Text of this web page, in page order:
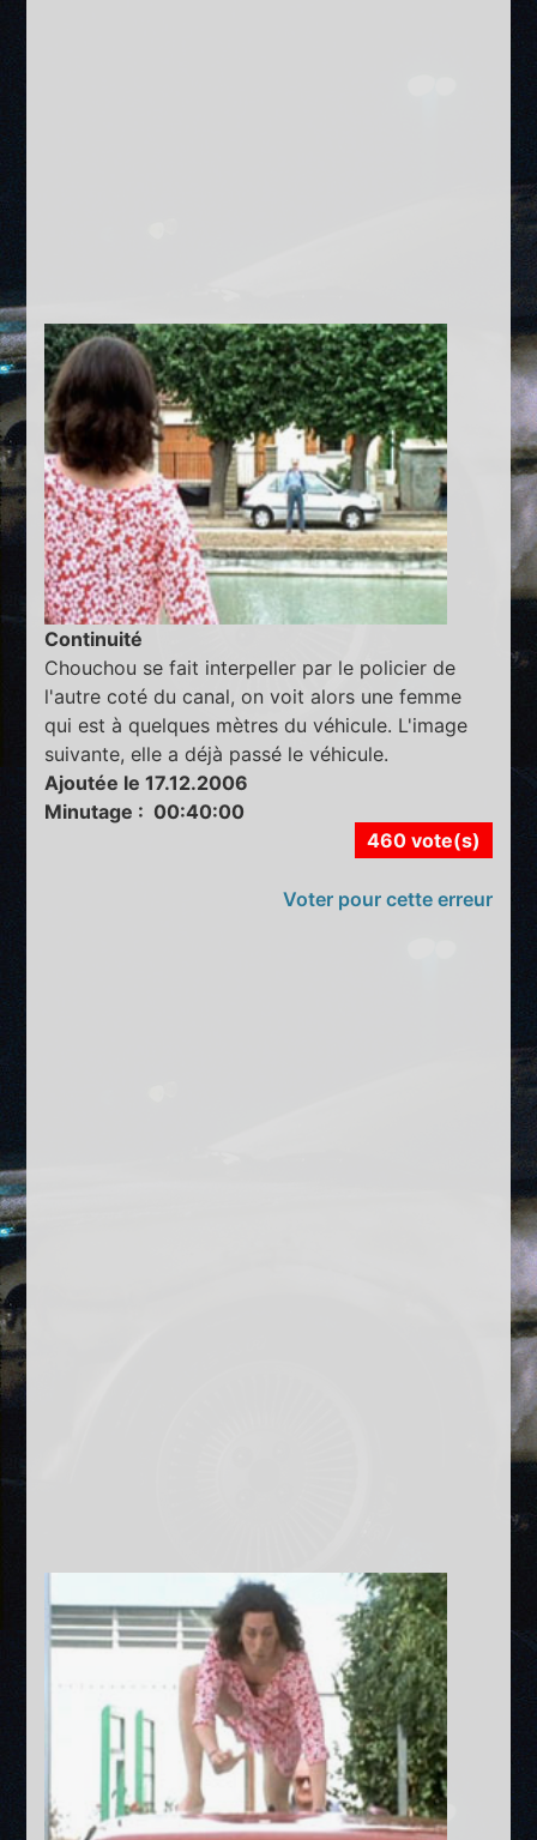
Continuité
Chouchou se fait interpeller par le policier de
l'autre coté du canal, on voit alors une femme
qui est à quelques mètres du véhicule. L'image
suivante, elle a déjà passé le véhicule.
Ajoutée le 17.12.2006
Minutage : 00:40:00
460 vote(s)
Voter pour cette erreur